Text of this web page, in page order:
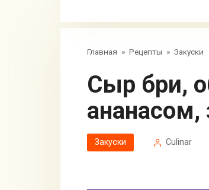
Главная » Рецепты » Закуски
Сыр бри, обжаренный на гриле с
ананасом,
Закуски Сulinar